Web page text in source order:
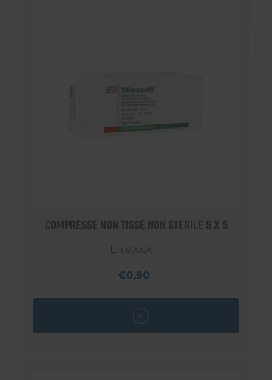
COMPRESSE NON TISSÉ NON STERILE 5 X 5
En stock
€0,90